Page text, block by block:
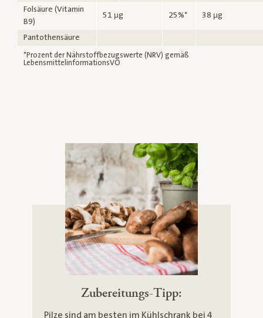
Folsäure (Vitamin
B9)
51 µg 25%* 38 µg
Pantothensäure
*Prozent der Nährstoffbezugswerte (NRV) gemäß
LebensmittelinformationsVO
Zubereitungs-Tipp:
Pilze sind am besten im Kühlschrank bei 4